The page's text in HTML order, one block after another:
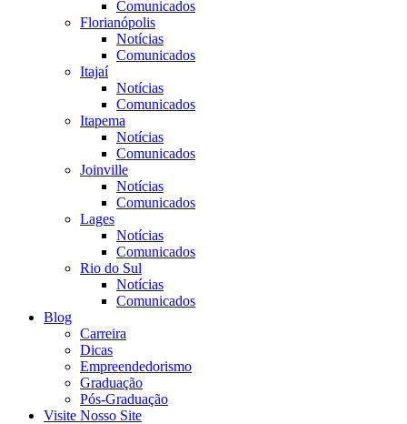
Comunicados
Florianópolis
Notícias
Comunicados
Itajaí
Notícias
Comunicados
Itapema
Notícias
Comunicados
Joinville
Notícias
Comunicados
Lages
Notícias
Comunicados
Rio do Sul
Notícias
Comunicados
Blog
Carreira
Dicas
Empreendedorismo
Graduação
Pós-Graduação
Visite Nosso Site